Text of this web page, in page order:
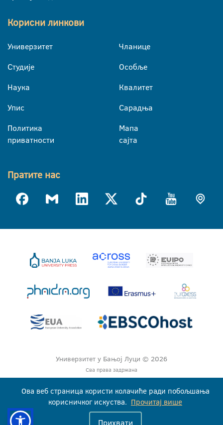
Корисни линкови
Универзитет
Студије
Наука
Упис
Политика
приватности
Чланице
Особље
Квалитет
Сарадња
Мапа
сајта
Пратите нас
Универзитет у Бањој Луци © 2026
Сва права задржана
Ова веб страница користи колачиће ради побољшања
корисничког искуства. Прочитај више
Прихвати